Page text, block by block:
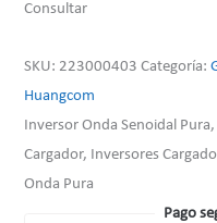
Consultar
SKU: 223000403 Categoría:
Huangcom
Inversor Onda Senoidal
Cargador, Inversores
Onda Pura
Pago